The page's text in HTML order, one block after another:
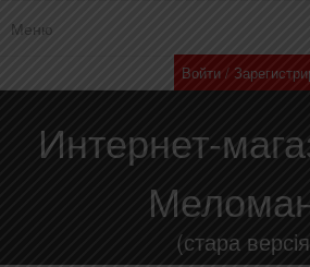
Меню
Войти /
Интернет-
(стара